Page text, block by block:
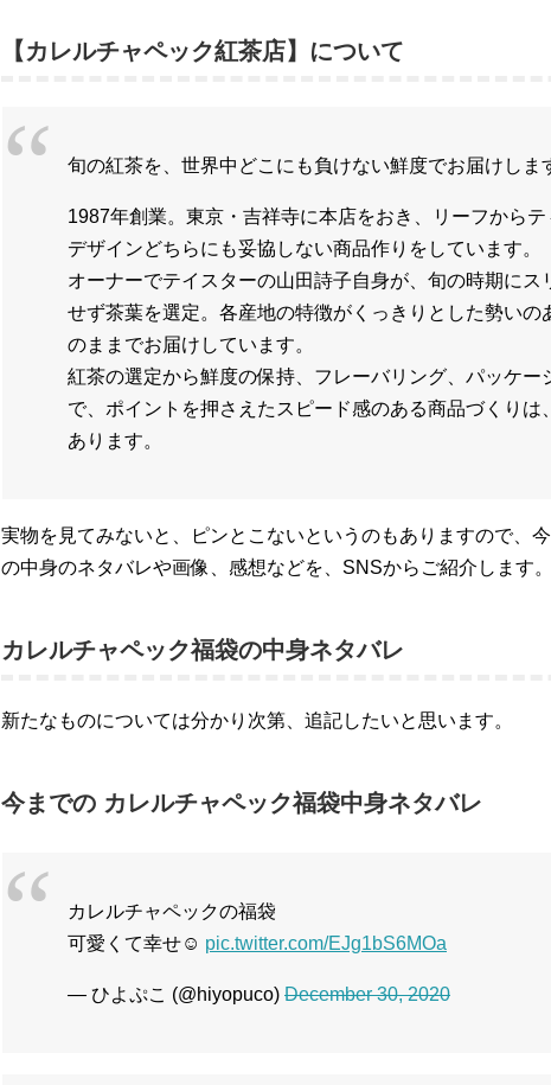
【カレルチャペック紅茶店】について
旬の紅茶を、世界中どこにも負けない鮮度でお届けしま
1987年創業。東京・吉祥寺に本店をおき、リーフから
デザインどちらにも妥協しない商品作りをしています。
オーナーでテイスターの山田詩子自身が、旬の時期にス
せず茶葉を選定。各産地の特徴がくっきりとした勢いの
のままでお届けしています。
紅茶の選定から鮮度の保持、フレーバリング、パッケー
で、ポイントを押さえたスピード感のある商品づくりは
あります。
実物を見てみないと、ピンとこないというのもありますので、
の中身のネタバレや画像、感想などを、SNSからご紹介します。
カレルチャペック福袋の中身ネタバレ
新たなものについては分かり次第、追記したいと思います。
今までの カレルチャペック福袋中身ネタバレ
カレルチャペックの福袋
可愛くて幸せ☺️ pic.twitter.com/EJg1bS6MOa
— ひよぷこ (@hiyopuco) December 30, 2020